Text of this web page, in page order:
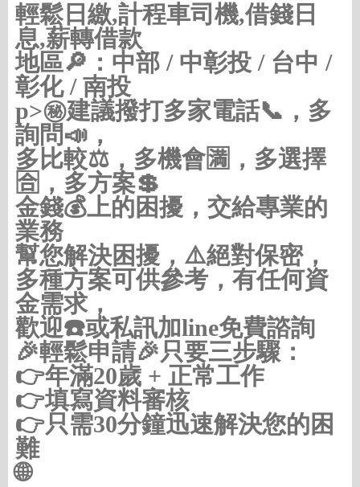
輕鬆日繳,計程車司機,借錢日
息,薪轉借款
地區🔎：中部 / 中彰投 / 台中 /
彰化 / 南投
p>㊙建議撥打多家電話📞，多
詢問📣，
多比較⚖，多機會🈵，多選擇
🈴，多方案💲
金錢💰上的困擾，交給專業的
業務
幫您解決困擾，⚠️絕對保密，
多種方案可供參考，有任何資
金需求，
歡迎☎️或私訊加line免費諮詢
🎉輕鬆申請🎉只要三步驟：
👉年滿20歲 + 正常工作
👉填寫資料審核
👉只需30分鐘迅速解決您的困
難
🌐